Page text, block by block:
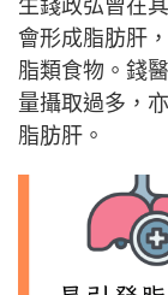
生錢政弘曾在其
會形成脂肪肝
脂類食物。錢
量攝取過多，
脂肪肝。